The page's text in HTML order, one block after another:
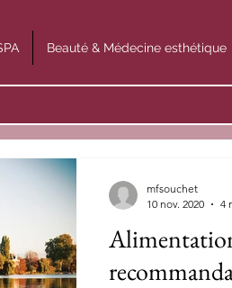
Beauté & Médecine esthétique
mfsouchet
10 nov. 2020
4